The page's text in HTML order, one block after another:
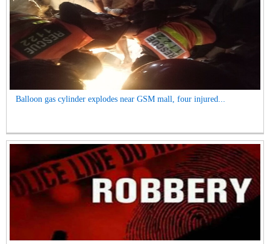
Balloon gas cylinder explodes near GSM mall, four injured...